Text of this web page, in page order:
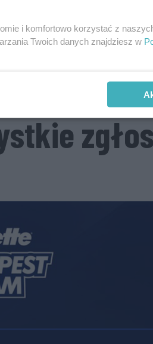
i komfortowo korzystać z
Twoich danych znajdziesz w